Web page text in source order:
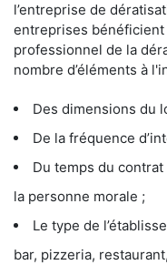
l’entreprise de
entreprises
professionnel de la
nombre d’éléments à
Des dimensions du
De la fréquence
Du temps du
la personne morale ;
Le type de
bar, pizzeria,